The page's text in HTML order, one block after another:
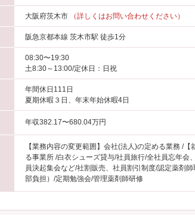
大阪府茨木市 （詳しくはお問い合わせください）
阪急京都本線 茨木市駅 徒歩1分
08:30〜19:30
土8:30～13:00/定休日：日祝
年間休日111日
夏期休暇３日、年末年始休暇4日
年収382.17〜680.04万円
【業務内容の変更範囲】会社(法人)の定める業務 /
る事業所 /白衣シューズ貸与/社員旅行/全社員忘年会
員決起集会など/社割販売、社員割引制度/認定薬剤
部負担）/定期勉強会/管理薬剤師研修